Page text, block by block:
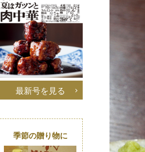
最新号を見る
季節の贈り物に